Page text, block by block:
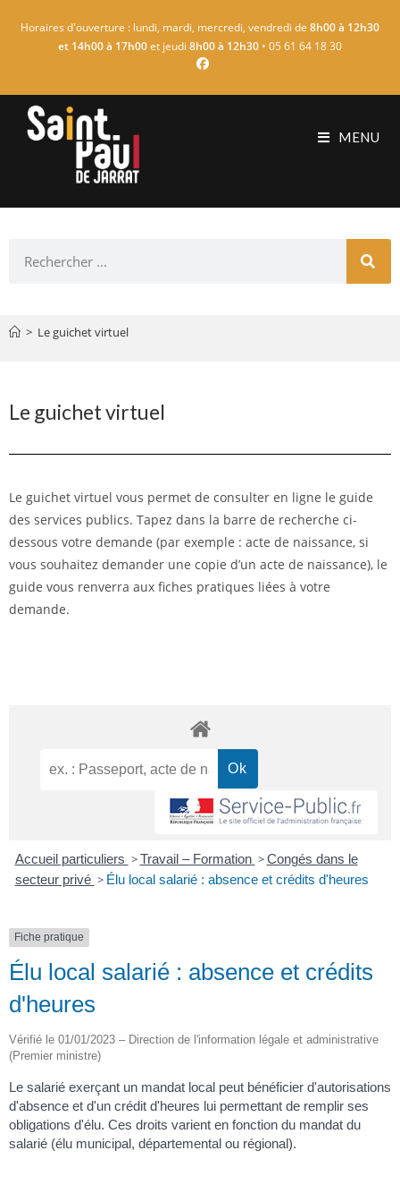
Horaires d'ouverture : lundi, mardi, mercredi, vendredi de 8h00 à 12h30
et 14h00 à 17h00et jeudi 8h00 à 12h30 • 05 61 64 18 30
MENU
> Le guichet virtuel
Le guichet virtuel
Le guichet virtuel vous permet de consulter en ligne le guide
des services publics. Tapez dans la barre de recherche ci-
dessous votre demande (par exemple : acte de naissance, si
vous souhaitez demander une copie d’un acte de naissance), le
guide vous renverra aux fiches pratiques liées à votre
demande.
Accueil particuliers > Travail – Formation > Congés dans le
secteur privé > Élu local salarié : absence et crédits d'heures
Fiche pratique
Élu local salarié : absence et crédits
d'heures
Vérifié le 01/01/2023 – Direction de l'information légale et administrative
(Premier ministre)
Le salarié exerçant un mandat local peut bénéficier d'autorisations
d'absence et d'un crédit d'heures lui permettant de remplir ses
obligations d'élu. Ces droits varient en fonction du mandat du
salarié (élu municipal, départemental ou régional).